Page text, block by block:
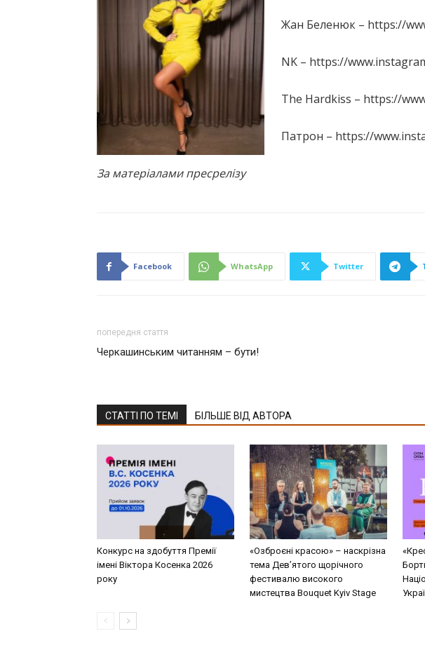
Жан Беленюк – https://
NK – https://
The Hardkiss – https://
Патрон – https://
За матеріалами пресрелізу
Facebook WhatsApp Twitter
попередня стаття
Черкашинським читанням – бути!
СТАТТІ ПО ТЕМІ БІЛЬШЕ ВІД АВТОРА
Конкурс на здобуття Премії
імені Віктора Косенка 2026
року
«Озброєні красою» – наскрізна
тема Дев’ятого щорічного
фестивалю високого
мистецтва Bouquet Kyiv Stage